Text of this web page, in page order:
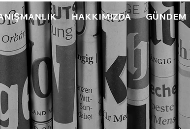
HAKKIMIZDA GÜNDEM